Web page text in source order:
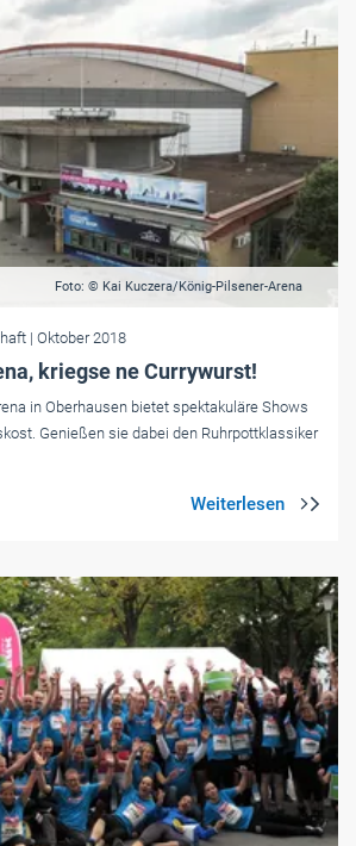
Foto: © Kai Kuczera/König-Pilsener-Arena
| Oktober 2018
kriegse ne Currywurst!
in Oberhausen bietet spektakuläre Shows
Genießen sie dabei den Ruhrpottklassiker